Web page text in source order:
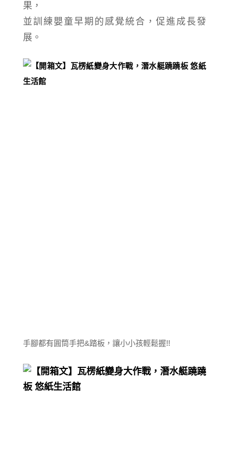
果，
並訓練嬰童早期的感覺統合，促進成長發
展。
手腳都有圓筒手把&踏板，讓小小孩輕鬆握!!